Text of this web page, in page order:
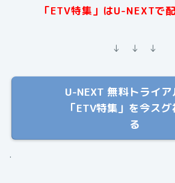
「ETV特集」はU-NEXTで
↓ ↓ ↓
U-NEXT 無料トライア
「ETV特集」を今ス
る
.